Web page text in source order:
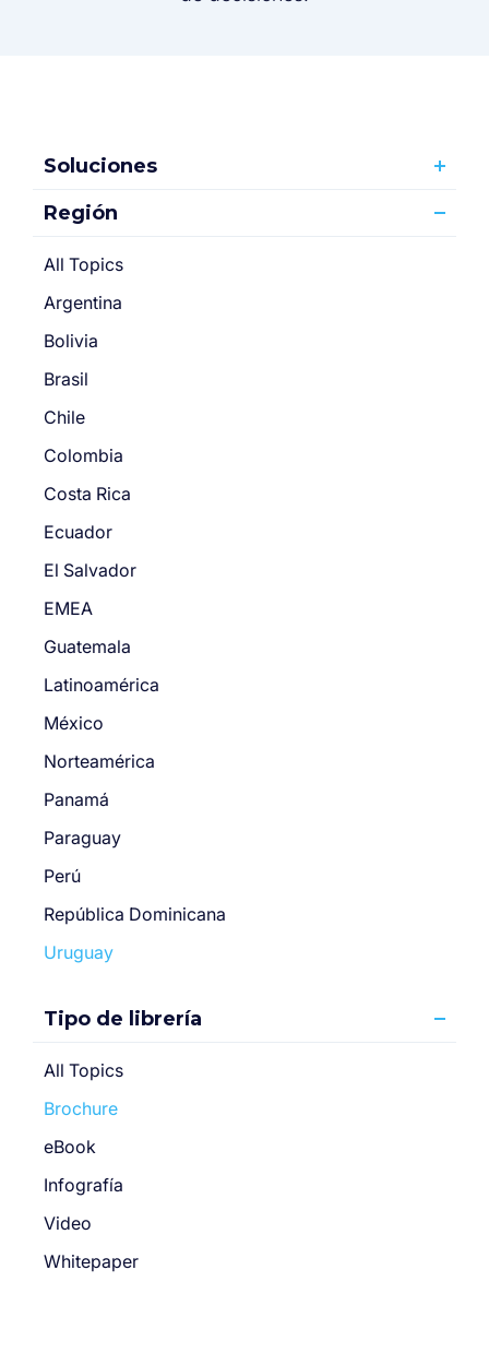
Soluciones
Región
All Topics
Argentina
Bolivia
Brasil
Chile
Colombia
Costa Rica
Ecuador
El Salvador
EMEA
Guatemala
Latinoamérica
México
Norteamérica
Panamá
Paraguay
Perú
República Dominicana
Uruguay
Tipo de librería
All Topics
Brochure
eBook
Infografía
Video
Whitepaper